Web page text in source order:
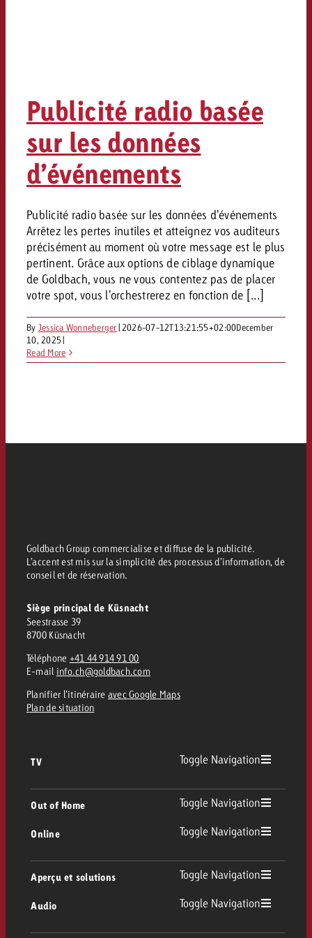
Publicité radio basée
sur les données
d’événements
Publicité radio basée sur les données d'événements
Arrêtez les pertes inutiles et atteignez vos auditeurs
précisément au moment où votre message est le plus
pertinent. Grâce aux options de ciblage dynamique
de Goldbach, vous ne vous contentez pas de placer
votre spot, vous l'orchestrerez en fonction de [...]
By Jessica Wonneberger| 2026-07-12T13:21:55+02:00December
10, 2025|
Read More
Goldbach Group commercialise et diffuse de la publicité.
L’accent est mis sur la simplicité des processus d’information, de
conseil et de réservation.
Siège principal de Küsnacht
Seestrasse 39
8700 Küsnacht
Téléphone +41 44 914 91 00
E-mail info.ch@goldbach.com
Planifier l’itinéraire avec Google Maps
Plan de situation
TV Toggle Navigation
Out of Home Toggle Navigation
Out of Home
Affichage
Digital Out of Home
Online Toggle Navigation
Aperçu et solutions Toggle Navigation
Conseil & Crossmedia
Audio Toggle Navigation